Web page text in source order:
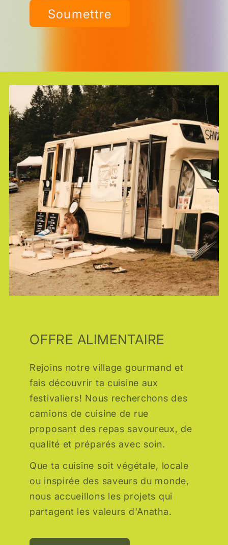
Soumettre
OFFRE ALIMENTAIRE
Rejoins notre village gourmand et
fais découvrir ta cuisine aux
festivaliers! Nous recherchons des
camions de cuisine de rue
proposant des repas savoureux, de
qualité et préparés avec soin.
Que ta cuisine soit végétale, locale
ou inspirée des saveurs du monde,
nous accueillons les projets qui
partagent les valeurs d'Anatha.